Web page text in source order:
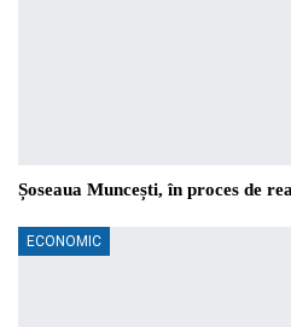
Șoseaua Muncești, în proces de
ECONOMIC